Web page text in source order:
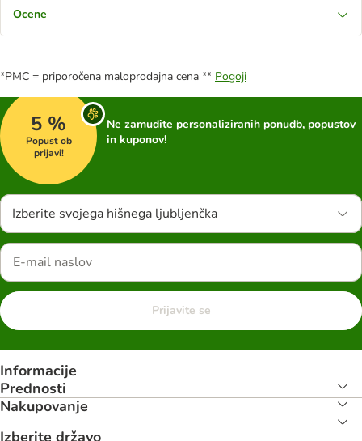
Ocene
*PMC = priporočena maloprodajna cena ** Pogoji
5 %
Popust ob
prijavi!
Ne zamudite personaliziranih ponudb, popustov
in kuponov!
Izberite svojega hišnega ljubljenčka
Prijavite se
Informacije
Prednosti
Nakupovanje
Izberite državo